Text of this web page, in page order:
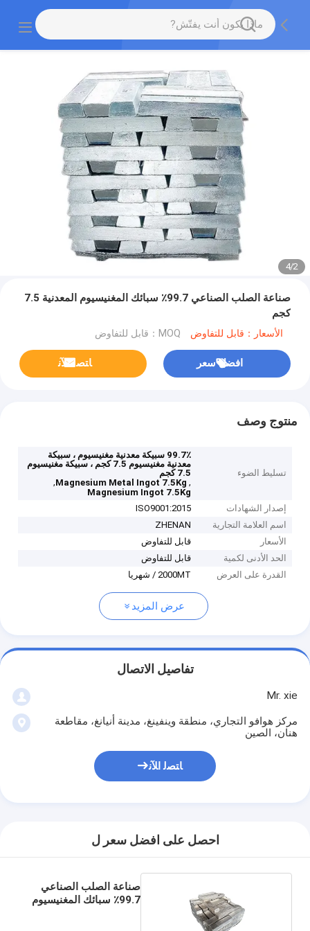
2
/
4
صناعة الصلب الصناعي 99.7٪ سبائك المغنيسيوم المعدنية 7.5
كجم
الأسعار：قابل للتفاوض MOQ：قابل للتفاوض
افضل سعر ﺎﺘﺼﻟ ﺍﻶﻧ
منتوج وصف
تسليط الضوء
99.7٪ سبيكة معدنية مغنيسيوم ، سبيكة
معدنية مغنيسيوم 7.5 كجم ، سبيكة مغنيسيوم
7.5 كجم
,
Magnesium Metal Ingot 7.5Kg
,
Magnesium Ingot 7.5Kg
إصدار الشهادات
ISO9001:2015
اسم العلامة التجارية
ZHENAN
الأسعار
قابل للتفاوض
الحد الأدنى لكمية
قابل للتفاوض
القدرة على العرض
2000MT / شهريا
عرض المزيد
تفاصيل الاتصال
Mr. xie
مركز هوافو التجاري، منطقة وينفينغ، مدينة أنيانغ، مقاطعة
هنان، الصين
ﺎﺘﺼﻟ ﺍﻶﻧ
احصل على افضل سعر ل
صناعة الصلب الصناعي
99.7٪ سبائك المغنيسيوم